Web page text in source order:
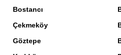
Bostancı
Çekmeköy
Göztepe